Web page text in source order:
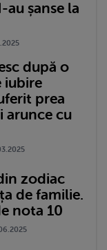
șanse la
după o
iubire
prea
arunce cu
zodiac
de familie.
nota 10